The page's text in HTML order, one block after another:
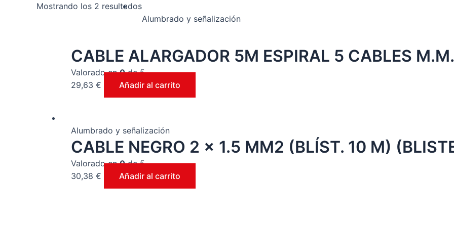
Mostrando los 2 resultados
Alumbrado y señalización
CABLE ALARGADOR 5M ESPIRAL 5 CABLES M.M.
Valorado en0de 5
29,63 € Añadir al carrito
Alumbrado y señalización
CABLE NEGRO 2 x 1.5 MM2 (BLÍST. 10 M)
Valorado en0de 5
30,38 € Añadir al carrito